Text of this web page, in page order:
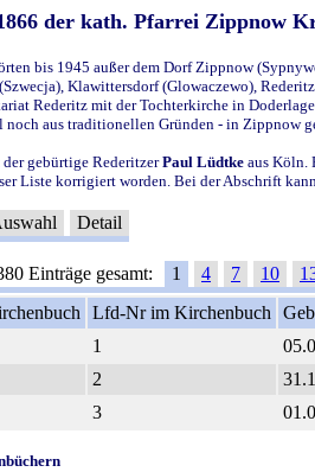
der kath. Pfarrei Zippnow
bis 1945 außer dem Dorf Zippnow
Klawittersdorf (Glowaczewo),
Rederitz mit der Tochterkirche in
noch aus traditionellen Gründen - in Zippnow
gebürtige RederitzerPaul Lüdtke aus Köln.
Liste korrigiert worden. Bei der Abschrift
Detail
Einträge gesamt: 1 4 7 10
Lfd-Nr im Kirchenbuch
1
2
3